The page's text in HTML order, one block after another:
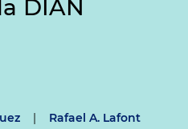
DIAN
|
Rafael A. Lafont